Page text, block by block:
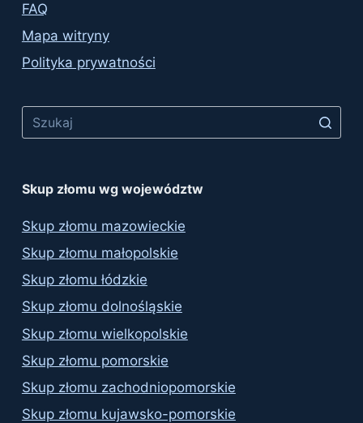
FAQ
Mapa witryny
Polityka prywatności
Skup złomu wg województw
Skup złomu mazowieckie
Skup złomu małopolskie
Skup złomu łódzkie
Skup złomu dolnośląskie
Skup złomu wielkopolskie
Skup złomu pomorskie
Skup złomu zachodniopomorskie
Skup złomu kujawsko-pomorskie